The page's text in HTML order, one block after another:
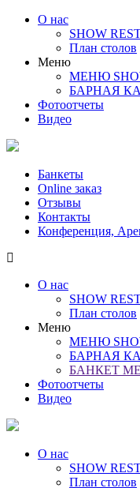
О нас
SHOW
План столов
Меню
МЕНЮ
БАРНАЯ
Фотоотчеты
Видео
Банкеты
Online заказ
Отзывы
Контакты
Конференция,
О нас
SHOW
План столов
Меню
МЕНЮ
БАРНАЯ
БАНКЕТ
Фотоотчеты
Видео
О нас
SHOW
План столов